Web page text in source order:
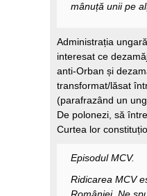
mânuță unii pe
Administrația
interesat ce
anti-Orban și
transformat/lăsat
(parafrazând un
De polonezi, să
Curtea lor
Episodul MCV.
Ridicarea MCV